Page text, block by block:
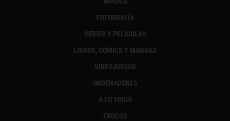
FOTOGRAFÍA
SERIES Y PELÍCULAS
LIBROS, CÓMICS Y MANGAS
VIDEOJUEGOS
ORDENADORES
A LO YOIGO
TRUCOS